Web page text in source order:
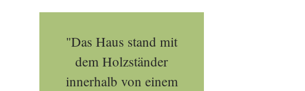
"Das Haus stand mit
dem Holzständer
innerhalb von einem